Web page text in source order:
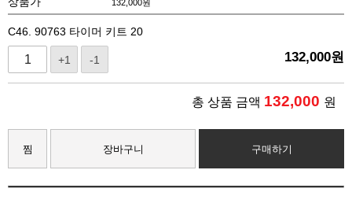
132,000원
C46. 90763 타이머 키트 20
+1 -1 132,000원
총 상품 금액 132,000 원
찜 장바구니 구매하기